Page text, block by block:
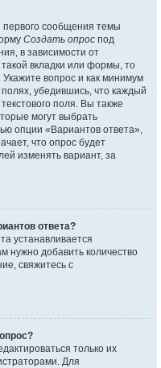
сообщения темы
Создать опрос под
в зависимости от
вкладки или формы, то
вопрос и как минимум
убедившись, что каждый
поля. Вы также
могут выбрать
опции «Вариантов ответа»,
что опрос будет
изменять вариант, за
ответа?
устанавливается
нужно добавить количество
свяжитесь с
только их
Для